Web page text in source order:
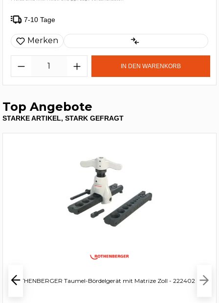
7-10 Tage
Merken
IN DEN WARENKORB
Top Angebote
STARKE ARTIKEL, STARK GEFRAGT
ROTHENBERGER Taumel-Bördelgerät mit Matrize Zoll - 222402